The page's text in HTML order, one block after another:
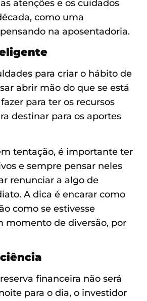
atenções e os cuidados
como uma
na aposentadoria.
para criar o hábito de
abrir mão do que se está
para ter os recursos
destinar para os aportes
tentação, é importante ter
e sempre pensar neles
renunciar a algo de
A dica é encarar como
como se estivesse
momento de diversão, por
financeira não será
para o dia, o investidor